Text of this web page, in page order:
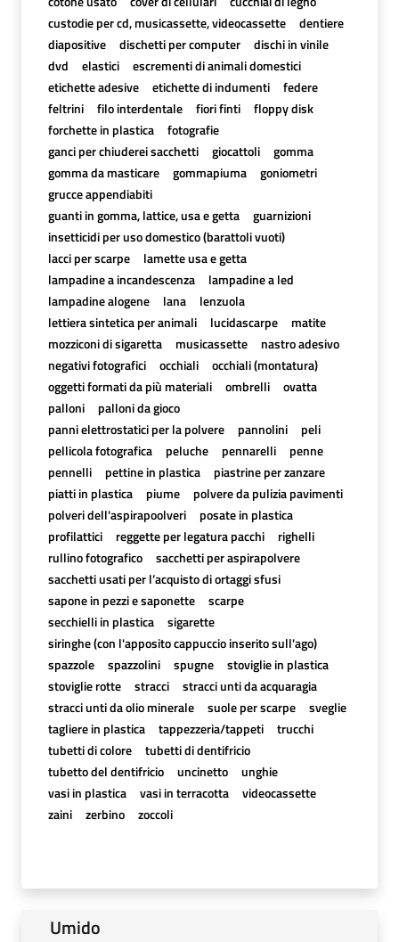
custodie per cd, musicassette, videocassette
dentiere
diapositive
dischetti per computer
dischi in vinile
dvd
elastici
escrementi di animali domestici
etichette adesive
etichette di indumenti
federe
feltrini
filo interdentale fiori finti
floppy disk
forchette in plastica
fotografie
ganci per chiuderei sacchetti
giocattoli
gomma
gomma da masticare
gommapiuma
goniometri
grucce appendiabiti
guanti in gomma, lattice, usa e getta
guarnizioni
insetticidi per uso domestico (barattoli vuoti)
lacci per scarpe
lamette usa e getta
lampadine a incandescenza
lampadine a led
lampadine alogene
lana
lenzuola
lettiera sintetica per animali
lucidascarpe
matite
mozziconi di sigaretta
musicassette
nastro adesivo
negativi fotografici
occhiali
occhiali (montatura)
oggetti formati da più materiali
ombrelli
ovatta
palloni
palloni da gioco
panni elettrostatici per la polvere
pannolini
peli
pellicola fotografica
peluche pennarelli
penne
pennelli
pettine in plastica
piastrine per zanzare
piatti in plastica
piume
polvere da pulizia pavimenti
polveri dell'aspirapoolveri
posate in plastica
profilattici
reggette per legatura pacchi
righelli
rullino fotografico
sacchetti per aspirapolvere
sacchetti usati per l’acquisto di ortaggi sfusi
sapone in pezzi e saponette
scarpe
secchielli in plastica
sigarette
siringhe (con l'apposito cappuccio inserito sull'ago)
spazzole
spazzolini spugne
stoviglie in plastica
stoviglie rotte
stracci
stracci unti da acquaragia
stracci unti da olio minerale
suole per scarpe
sveglie
tagliere in plastica
tappezzeria/tappeti
trucchi
tubetti di colore
tubetti di dentifricio
tubetto del dentifricio
uncinetto
unghie
vasi in plastica
vasi in terracotta
videocassette
zaini
zerbino zoccoli
Umido